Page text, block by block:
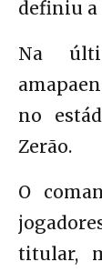
definiu
Na
no
Zerão.
O
titular,